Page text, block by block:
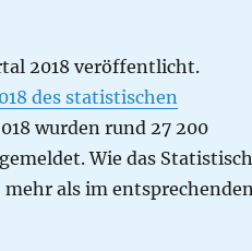
2018 veröffentlicht.
des statistischen
wurden rund 27 200
Wie das
als im